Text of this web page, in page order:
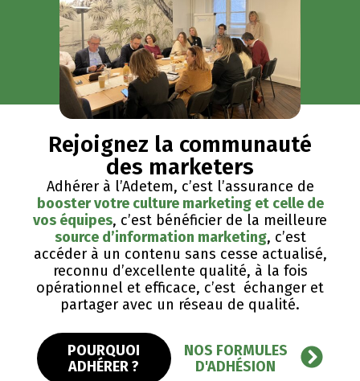
Rejoignez la communauté
des marketers
Adhérer à l’Adetem, c’est l’assurance de
booster votre culture marketing et celle de
vos équipes, c’est bénéficier de la meilleure
source d’information marketing, c’est
accéder à un contenu sans cesse actualisé,
reconnu d’excellente qualité, ​à la fois
opérationnel et efficace, c’est échanger et
partager avec un réseau de qualité.
POURQUOI
ADHÉRER ?
NOS FORMULES
D'ADHÉSION